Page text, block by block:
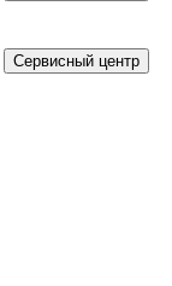
Сервисный центр